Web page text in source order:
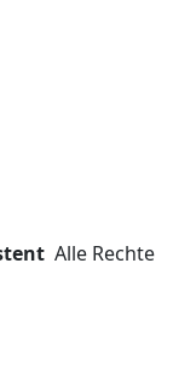
Alle Rechte